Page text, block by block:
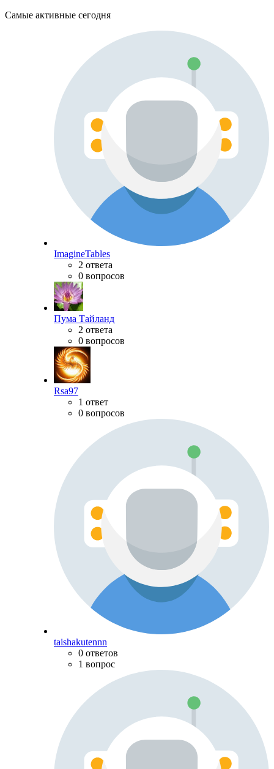
Самые активные сегодня
ImagineTables
2 ответа
0 вопросов
Пума Тайланд
2 ответа
0 вопросов
Rsa97
1 ответ
0 вопросов
taishakutennn
0 ответов
1 вопрос